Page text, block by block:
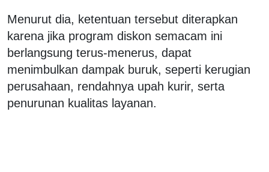
Menurut dia, ketentuan tersebut diterapkan
karena jika program diskon semacam ini
berlangsung terus-menerus, dapat
menimbulkan dampak buruk, seperti kerugian
perusahaan, rendahnya upah kurir, serta
penurunan kualitas layanan.